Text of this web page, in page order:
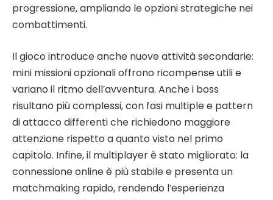
progressione, ampliando le opzioni strategiche nei
combattimenti.
Il gioco introduce anche nuove attività secondarie:
mini missioni opzionali offrono ricompense utili e
variano il ritmo dell’avventura. Anche i boss
risultano più complessi, con fasi multiple e pattern
di attacco differenti che richiedono maggiore
attenzione rispetto a quanto visto nel primo
capitolo. Infine, il multiplayer è stato migliorato: la
connessione online è più stabile e presenta un
matchmaking rapido, rendendo l’esperienza